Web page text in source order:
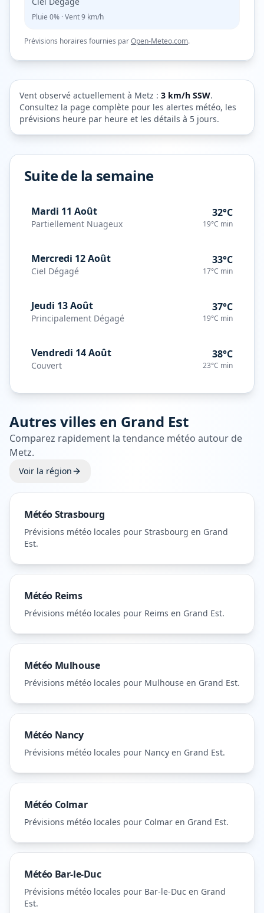
Pluie 0% · Vent9 km/h
Prévisions horaires fournies parOpen-Meteo.com.
Vent observé actuellement à Metz : 3 km/h SSW.
Consultez la page complète pour les alertes météo, les
prévisions heure par heure et les détails à 5 jours.
Suite de la semaine
Mardi 11 Août
Partiellement Nuageux
32°C
19°C min
Mercredi 12 Août
Ciel Dégagé
33°C
17°C min
Jeudi 13 Août
Principalement Dégagé
37°C
19°C min
Vendredi 14 Août
Couvert
38°C
23°C min
Autres villes en Grand Est
Comparez rapidement la tendance météo autour de
Metz.
Voir la région
MétéoStrasbourg
Prévisions météo locales pour Strasbourg en Grand
Est.
Météo Reims
Prévisions météo locales pour Reims en Grand Est.
Météo Mulhouse
Prévisions météo locales pour Mulhouse en Grand Est.
Météo Nancy
Prévisions météo locales pour Nancy en Grand Est.
Météo Colmar
Prévisions météo locales pour Colmar en Grand Est.
Météo Bar-le-Duc
Prévisions météo locales pour Bar-le-Duc en Grand
Est.